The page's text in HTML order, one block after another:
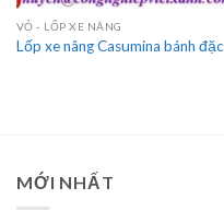
VỎ - LỐP XE NÂNG
Lốp xe nâng Casumina bánh đặc
MỚI NHẤT